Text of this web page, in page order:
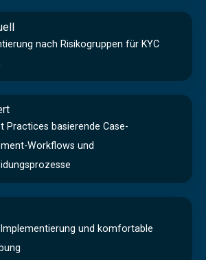
nach Risikogruppen für KYC
Practices basierende Case-
Workflows und
Implementierung und komfortable